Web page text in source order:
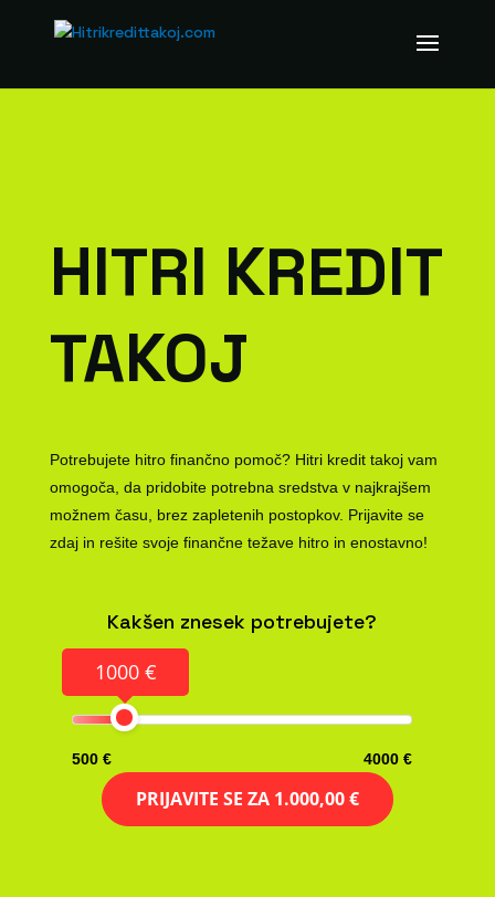
HITRI KREDIT
TAKOJ
Potrebujete hitro finančno pomoč? Hitri kredit takoj vam
omogoča, da pridobite potrebna sredstva v najkrajšem
možnem času, brez zapletenih postopkov. Prijavite se
zdaj in rešite svoje finančne težave hitro in enostavno!
Kakšen znesek potrebujete?
1000 €
500 € 4000 €
PRIJAVITE SE ZA 1.000,00 €